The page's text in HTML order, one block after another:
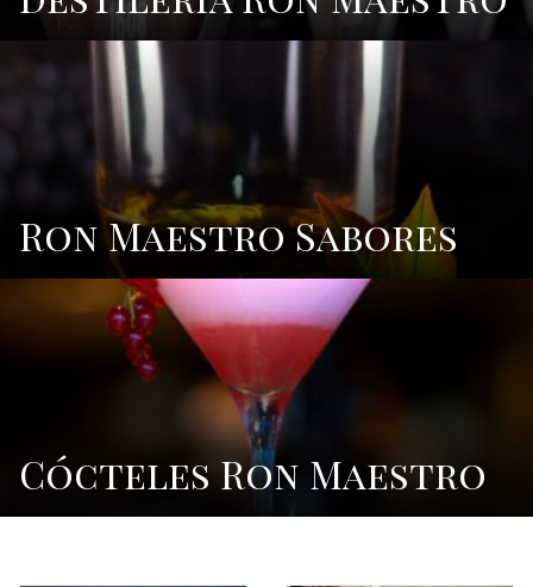
Ron Maestro Sabores
Cócteles Ron Maestro